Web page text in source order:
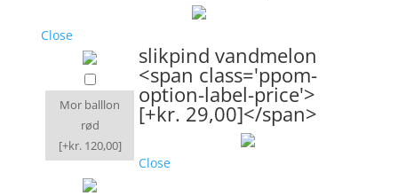
Close
Mor balllon
rød
[+kr. 120,00]
slikpind vandmelon
<span class='ppom-
option-label-price'>
[+kr. 29,00]</span>
Close